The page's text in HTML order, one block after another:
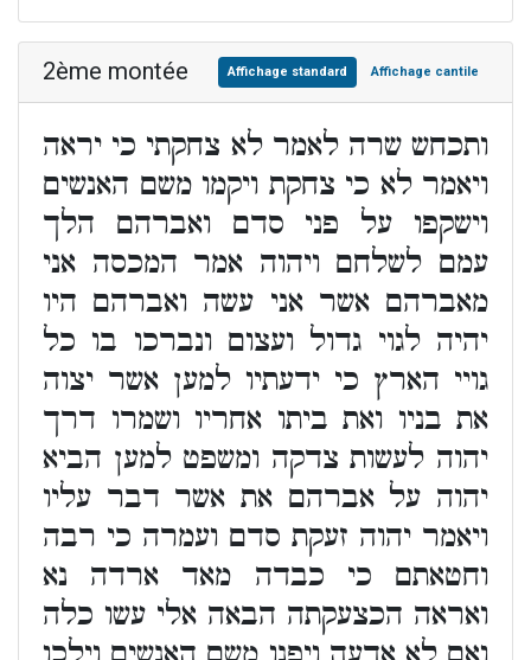
2ème montée Affichage standard Affichage cantile
ותכחש שרה לאמר לא צחקתי כי יראה
ויאמר לא כי צחקת ויקמו משם האנשים
וישקפו על פני סדם ואברהם הלך
עמם לשלחם ויהוה אמר המכסה אני
מאברהם אשר אני עשה ואברהם היו
יהיה לגוי גדול ועצום ונברכו בו כל
גויי הארץ כי ידעתיו למען אשר יצוה
את בניו ואת ביתו אחריו ושמרו דרך
יהוה לעשות צדקה ומשפט למען הביא
יהוה על אברהם את אשר דבר עליו
ויאמר יהוה זעקת סדם ועמרה כי רבה
וחטאתם כי כבדה מאד ארדה נא
ואראה הכצעקתה הבאה אלי עשו כלה